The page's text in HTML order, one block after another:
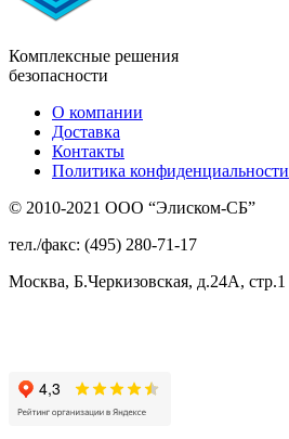
Комплексные решения
безопасности
О компании
Доставка
Контакты
Политика конфиденциальности
© 2010-2021 ООО “Элиском-СБ”
тел./факс: (495) 280-71-17
Москва, Б.Черкизовская, д.24А, стр.1